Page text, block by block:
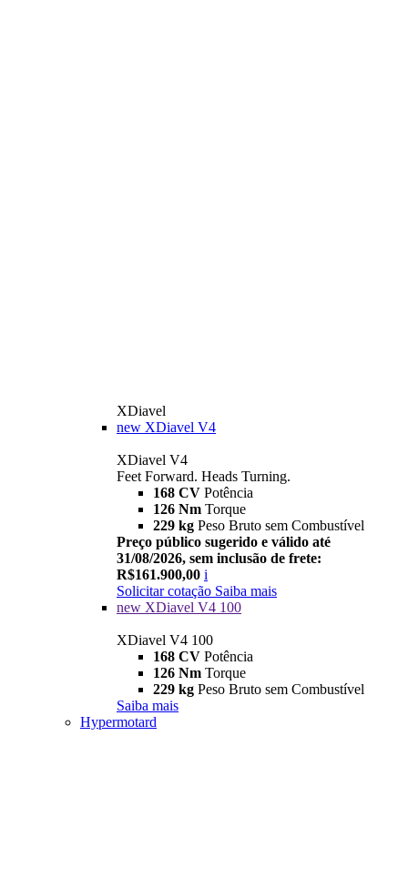
XDiavel
new XDiavel V4
XDiavel V4
Feet Forward. Heads Turning.
168 CV Potência
126 Nm Torque
229 kg Peso Bruto sem Combustível
Preço público sugerido e válido até
31/08/2026, sem inclusão de frete:
R$161.900,00 i
Solicitar cotação Saiba mais
new XDiavel V4 100
XDiavel V4 100
168 CV Potência
126 Nm Torque
229 kg Peso Bruto sem Combustível
Saiba mais
Hypermotard